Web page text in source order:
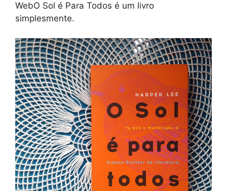
WebO Sol é Para Todos é um livro
simplesmente.